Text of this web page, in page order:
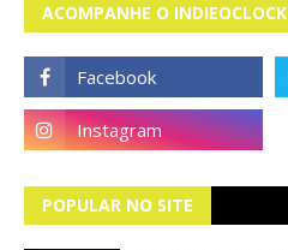
ACOMPANHE O INDIEOCLOCK
POPULAR NO SITE